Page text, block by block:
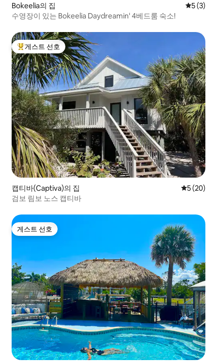
Bokeelia의 집 평점 5점
5 (3)
수영장이 있는 Bokeelia Daydreamin' 4베드룸 숙소!
상위 게스트 선호
게스트 선호
캡티바(Captiva)의 집 평점 5점(5
5 (20)
검보 림보 노스 캡티바
게스트 선호
게스트 선호